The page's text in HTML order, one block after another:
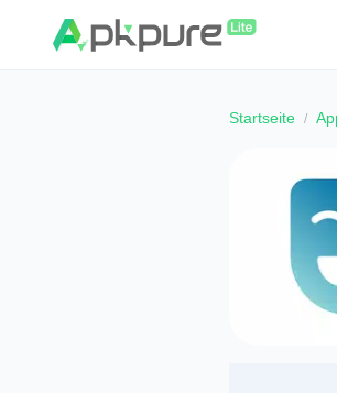
Startseite